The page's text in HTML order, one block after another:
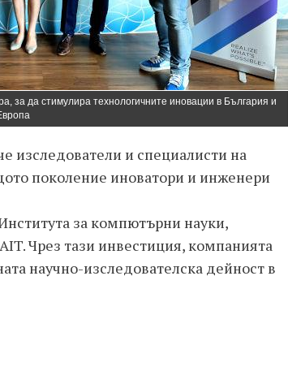
за да стимулира технологичните иновации в България и
изследователи и специалисти на
поколение иноватори и инженери
за компютърни науки,
Чрез тази инвестиция, компанията
научно-изследователска дейност в